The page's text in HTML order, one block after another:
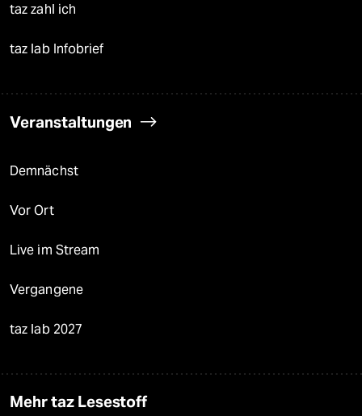
taz zahl ich
taz lab Infobrief
Veranstaltungen
Demnächst
Vor Ort
Live im Stream
Vergangene
taz lab 2027
Mehr taz Lesestoff